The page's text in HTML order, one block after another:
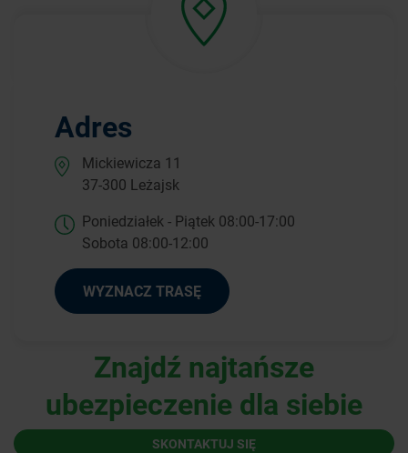
Adres
Mickiewicza 11
37-300 Leżajsk
Poniedziałek - Piątek 08:00-17:00
Sobota 08:00-12:00
WYZNACZ TRASĘ
Znajdź najtańsze
ubezpieczenie dla siebie
SKONTAKTUJ SIĘ